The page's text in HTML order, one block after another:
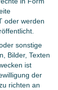
oder werden
sonstige
Bilder, Texten
ist
der
richten an